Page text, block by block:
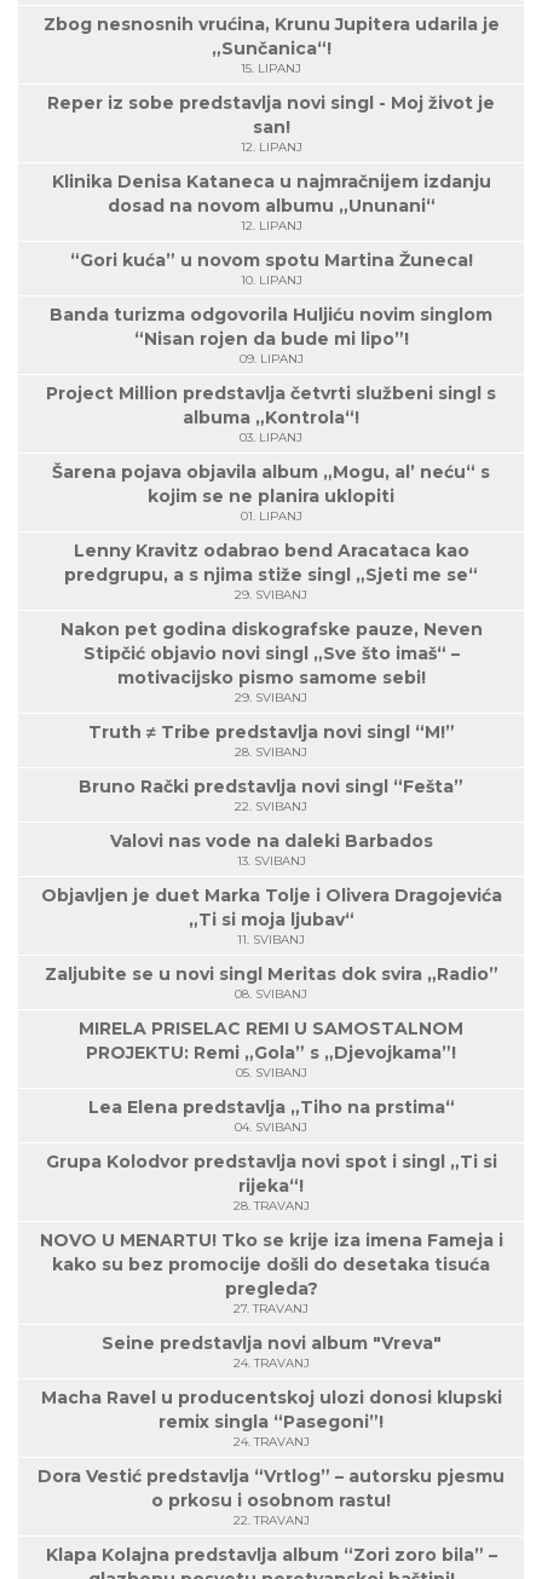
Zbog nesnosnih vrućina, Krunu Jupitera udarila je
„Sunčanica“!
15. LIPANJ
Reper iz sobe predstavlja novi singl - Moj život je
san!
12. LIPANJ
Klinika Denisa Kataneca u najmračnijem izdanju
dosad na novom albumu „Ununani“
12. LIPANJ
“Gori kuća” u novom spotu Martina Žuneca!
10. LIPANJ
Banda turizma odgovorila Huljiću novim singlom
“Nisan rojen da bude mi lipo”!
09. LIPANJ
Project Million predstavlja četvrti službeni singl s
albuma „Kontrola“!
03. LIPANJ
Šarena pojava objavila album „Mogu, al’ neću“ s
kojim se ne planira uklopiti
01. LIPANJ
Lenny Kravitz odabrao bend Aracataca kao
predgrupu, a s njima stiže singl „Sjeti me se“
29. SVIBANJ
Nakon pet godina diskografske pauze, Neven
Stipčić objavio novi singl „Sve što imaš“ –
motivacijsko pismo samome sebi!
29. SVIBANJ
Truth ≠ Tribe predstavlja novi singl “M!”
28. SVIBANJ
Bruno Rački predstavlja novi singl “Fešta”
22. SVIBANJ
Valovi nas vode na daleki Barbados
13. SVIBANJ
Objavljen je duet Marka Tolje i Olivera Dragojevića
„Ti si moja ljubav“
11. SVIBANJ
Zaljubite se u novi singl Meritas dok svira „Radio”
08. SVIBANJ
MIRELA PRISELAC REMI U SAMOSTALNOM
PROJEKTU: Remi „Gola” s „Djevojkama”!
05. SVIBANJ
Lea Elena predstavlja „Tiho na prstima“
04. SVIBANJ
Grupa Kolodvor predstavlja novi spot i singl „Ti si
rijeka“!
28. TRAVANJ
NOVO U MENARTU! Tko se krije iza imena Fameja i
kako su bez promocije došli do desetaka tisuća
pregleda?
27. TRAVANJ
Seine predstavlja novi album "Vreva"
24. TRAVANJ
Macha Ravel u producentskoj ulozi donosi klupski
remix singla “Pasegoni”!
24. TRAVANJ
Dora Vestić predstavlja “Vrtlog” – autorsku pjesmu
o prkosu i osobnom rastu!
22. TRAVANJ
Klapa Kolajna predstavlja album “Zori zoro bila” –